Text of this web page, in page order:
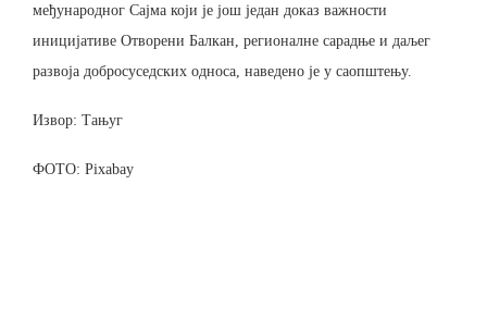
међународног Сајма који је још један доказ важности
иницијативе Отворени Балкан, регионалне сарадње и даљег
развоја добросуседских односа, наведено је у саопштењу.
Извор: Тањуг
ФОТО: Pixabay